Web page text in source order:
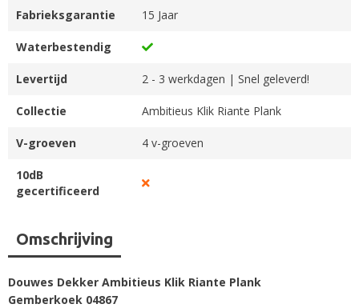
Omschrijving
Douwes Dekker Ambitieus Klik Riante Plank
Gemberkoek 04867
Fabrieksgarantie 15 Jaar
Waterbestendig
Levertijd 2 - 3 werkdagen | Snel geleverd!
Collectie Ambitieus Klik Riante Plank
V-groeven 4 v-groeven
10dB
gecertificeerd